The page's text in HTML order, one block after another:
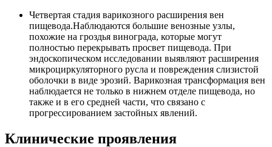
Четвертая стадия варикозного расширения вен
пищевода.Наблюдаются большие венозные узлы,
похожие на гроздья винограда, которые могут
полностью перекрывать просвет пищевода. При
эндоскопическом исследовании выявляют расширения
микроциркуляторного русла и повреждения слизистой
оболочки в виде эрозий. Варикозная трансформация вен
наблюдается не только в нижнем отделе пищевода, но
также и в его средней части, что связано с
прогрессированием застойных явлений.
Клинические проявления